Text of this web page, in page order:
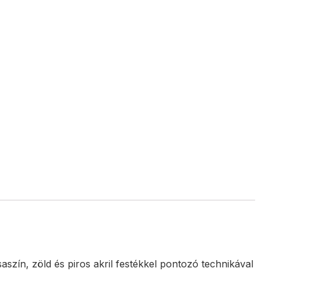
zöld és piros akril festékkel pontozó technikával